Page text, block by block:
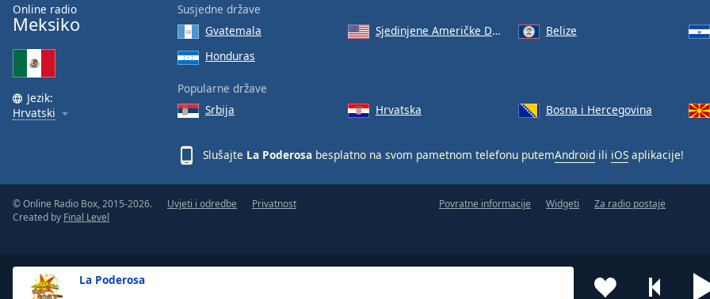
Text
Edge
Font
Family
Done
Close
La Poderosa
Online radio
Meksiko
Jezik:
Hrvatski
Susjedne države
Gvatemala
Sjedinjene Američke Države Belize
Honduras
Popularne države
Srbija
Hrvatska Bosna i Hercegovina
Slušajte La Poderosa besplatno na svom pametnom telefonu putemAndroid ili iOS aplikacije!
© Online Radio Box, 2015-2026.
Created by Final Level
Uvjeti i odredbe Privatnost Povratne informacije Widgeti Za radio postaje